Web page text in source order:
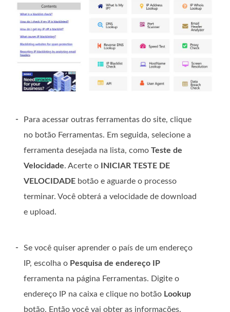
-
Para acessar outras ferramentas do site, clique
no botão Ferramentas. Em seguida, selecione a
ferramenta desejada na lista, como Teste de
Velocidade. Acerte o
INICIAR TESTE DE
VELOCIDADE botão e aguarde o processo
terminar. Você obterá a velocidade de download
e upload.
-
Se você quiser aprender o país de um endereço
IP, escolha o Pesquisa de endereço IP
ferramenta na página Ferramentas. Digite o
endereço IP na caixa e clique no botão Lookup
botão. Então você vai obter as informações.